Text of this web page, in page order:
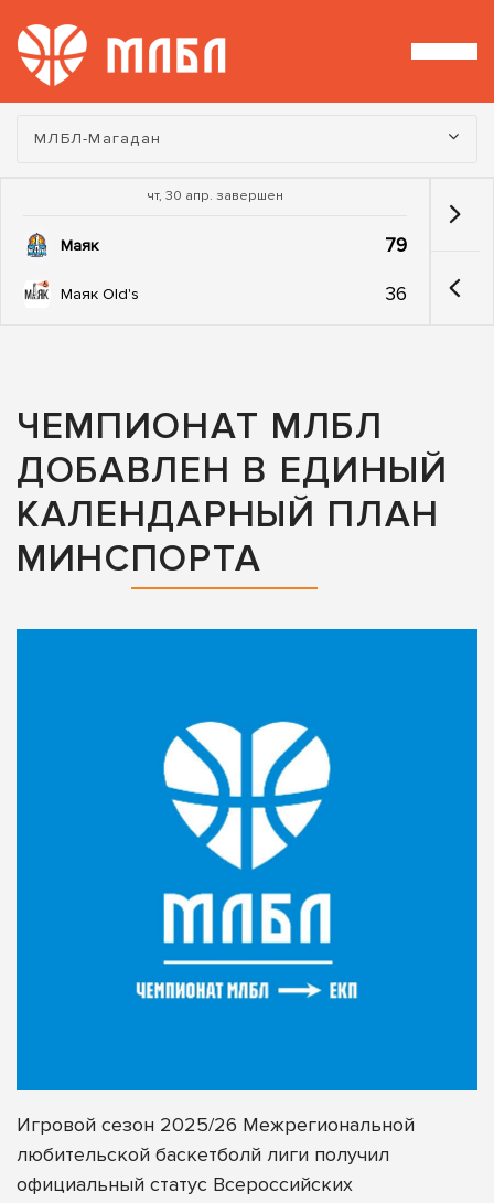
Турнир:
МЛБЛ-Магадан
чт, 30 апр. завершен
Маяк 79
Маяк Old's 36
ЧЕМПИОНАТ МЛБЛ
ДОБАВЛЕН В ЕДИНЫЙ
КАЛЕНДАРНЫЙ ПЛАН
МИНСПОРТА
Игровой сезон 2025/26 Межрегиональной
любительской баскетболй лиги получил
официальный статус Всероссийских